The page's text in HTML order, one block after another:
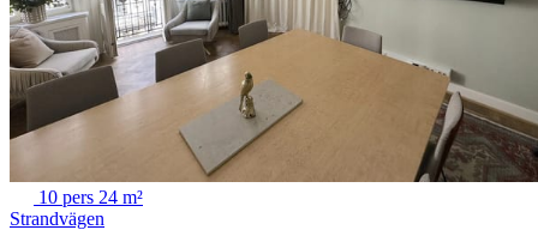
10 pers 24 m²
Strandvägen